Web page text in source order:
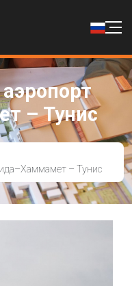
– Тунис
– Тунис